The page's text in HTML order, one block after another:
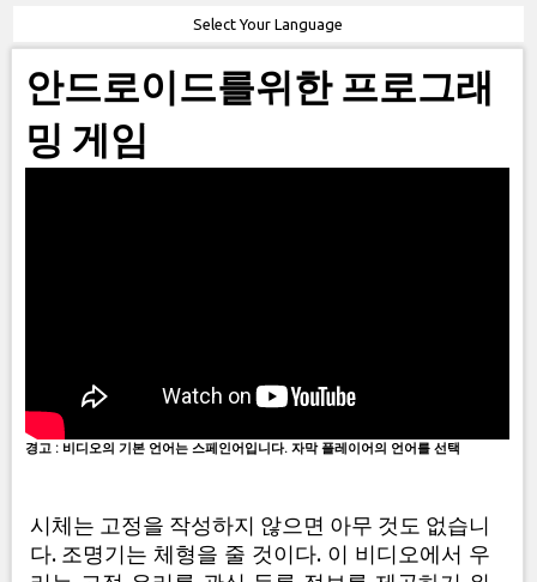
안드로이드를위한 프로그래
밍 게임
경고 : 비디오의 기본 언어는 스페인어입니다. 자막 플레이어의 언어를 선택
시체는 고정을 작성하지 않으면 아무 것도 없습니
다. 조명기는 체형을 줄 것이다. 이 비디오에서 우
Select Your Language